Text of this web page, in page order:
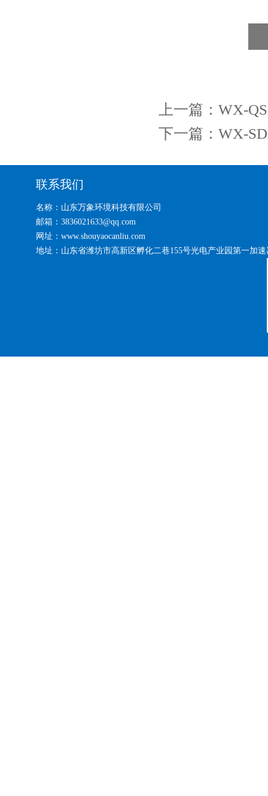
上一篇： WX-
下一篇： WX-
联系我们
名称：山东万象环境科技有限公司
邮箱：3836021633@qq.com
网址：www.shouyaocanliu.com
地址：山东省潍坊市高新区孵化二巷155号光电产业园第一加